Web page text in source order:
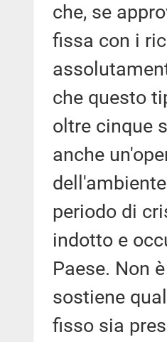
che, se
fissa con i
che questo
oltre cinque
anche
periodo di
indotto e
Paese. Non
sostiene
fisso sia